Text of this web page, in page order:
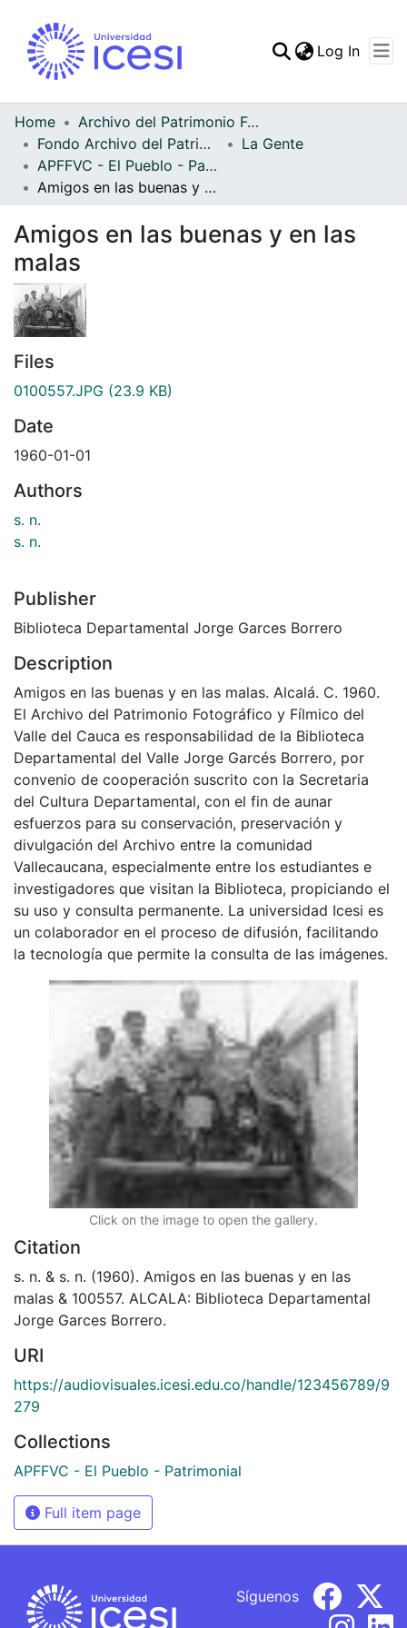
Statistics
Log In
Home
Archivo del Patrimonio Fotográfico y Fílmico del Valle del Cauca
Fondo Archivo del Patrimonio Fotográfico y Fílmico del Valle del Cauca
La Gente
APFFVC - El Pueblo - Patrimonial
Amigos en las buenas y en las malas
Amigos en las buenas y en las
malas
Files
0100557.JPG (23.9 KB)
Date
1960-01-01
Authors
s. n.
s. n.
Publisher
Biblioteca Departamental Jorge Garces Borrero
Description
Amigos en las buenas y en las malas. Alcalá. C. 1960.
El Archivo del Patrimonio Fotográfico y Fílmico del
Valle del Cauca es responsabilidad de la Biblioteca
Departamental del Valle Jorge Garcés Borrero, por
convenio de cooperación suscrito con la Secretaria
del Cultura Departamental, con el fin de aunar
esfuerzos para su conservación, preservación y
divulgación del Archivo entre la comunidad
Vallecaucana, especialmente entre los estudiantes e
investigadores que visitan la Biblioteca, propiciando el
su uso y consulta permanente. La universidad Icesi es
un colaborador en el proceso de difusión, facilitando
la tecnología que permite la consulta de las imágenes.
Click on the image to open the gallery.
Citation
s. n. & s. n. (1960). Amigos en las buenas y en las
malas & 100557. ALCALA: Biblioteca Departamental
Jorge Garces Borrero.
URI
https://audiovisuales.icesi.edu.co/handle/123456789/9
279
Collections
APFFVC - El Pueblo - Patrimonial
Full item page
Síguenos